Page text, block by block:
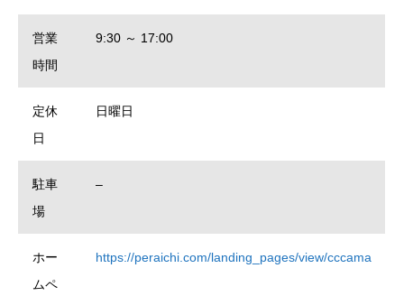
営業
時間
9:30 ～ 17:00
定休
日
日曜日
駐車
場
–
ホー
ムペ
https://peraichi.com/landing_pages/view/cccama